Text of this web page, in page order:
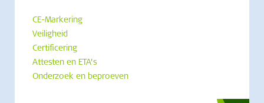
CE-Markering
Veiligheid
Certificering
Attesten en ETA’s
Onderzoek en beproeven